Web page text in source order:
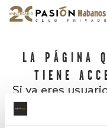
LA PÁGINA
TIENE
Si ya eres